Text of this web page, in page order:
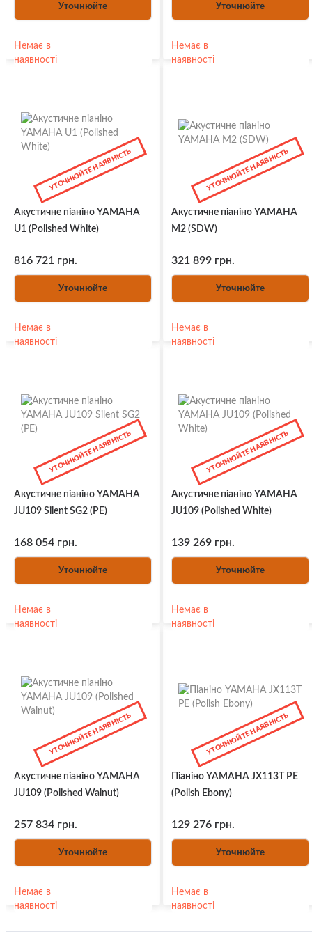
Уточнюйте
Немає в
наявності
Уточнюйте
Немає в
наявності
УТОЧНЮЙТЕ НАЯВНІСТЬ
Акустичне піаніно YAMAHA
U1 (Polished White)
816 721 грн.
Уточнюйте
Немає в
наявності
УТОЧНЮЙТЕ НАЯВНІСТЬ
Акустичне піаніно YAMAHA
M2 (SDW)
321 899 грн.
Уточнюйте
Немає в
наявності
УТОЧНЮЙТЕ НАЯВНІСТЬ
Акустичне піаніно YAMAHA
JU109 Silent SG2 (PE)
168 054 грн.
Уточнюйте
Немає в
наявності
УТОЧНЮЙТЕ НАЯВНІСТЬ
Акустичне піаніно YAMAHA
JU109 (Polished White)
139 269 грн.
Уточнюйте
Немає в
наявності
УТОЧНЮЙТЕ НАЯВНІСТЬ
Акустичне піаніно YAMAHA
JU109 (Polished Walnut)
257 834 грн.
Уточнюйте
Немає в
наявності
УТОЧНЮЙТЕ НАЯВНІСТЬ
Піаніно YAMAHA JX113T PE
(Polish Ebony)
129 276 грн.
Уточнюйте
Немає в
наявності